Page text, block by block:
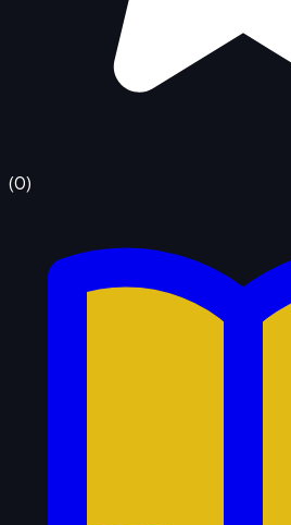
(0)